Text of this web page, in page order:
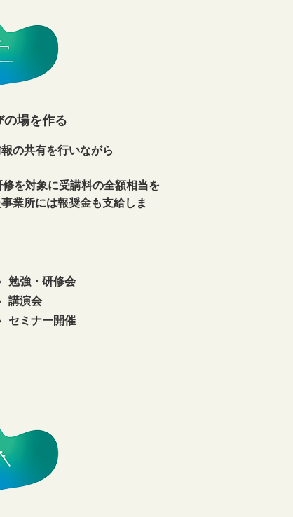
の場を作る
の共有を行いながら
を対象に受講料の全額相当を
業所には報奨金も支給しま
勉強・研修会
講演会
セミナー開催